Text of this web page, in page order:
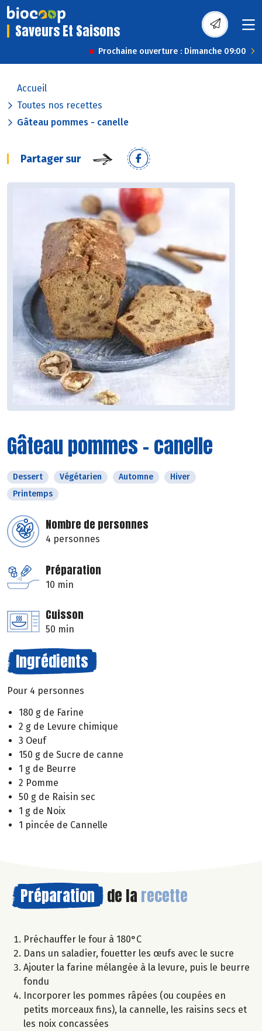
Saveurs Et Saisons
Prochaine ouverture : Dimanche 09:00
Accueil
Toutes nos recettes
Gâteau pommes - canelle
Partager sur
Gâteau pommes - canelle
Dessert Végétarien Automne
Hiver
Printemps
Nombre de personnes
4 personnes
Préparation
10 min
Cuisson
50 min
Ingrédients
Pour 4 personnes
180 g de Farine
2 g de Levure chimique
3 Oeuf
150 g de Sucre de canne
1 g de Beurre
2 Pomme
50 g de Raisin sec
1 g de Noix
1 pincée de Cannelle
Préparation de la recette
Préchauffer le four à 180°C
Dans un saladier, fouetter les œufs avec le sucre
Ajouter la farine mélangée à la levure, puis le beurre
fondu
Incorporer les pommes râpées (ou coupées en
petits morceaux fins), la cannelle, les raisins secs et
les noix concassées